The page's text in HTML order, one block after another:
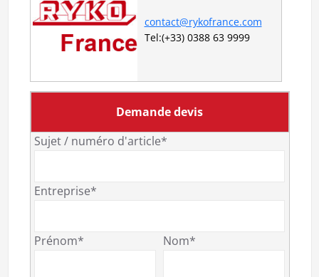
contact@rykofrance.com
Tel:(+33) 0388 63 9999
Demande devis
Sujet / numéro d'article*
Entreprise*
Prénom* Nom*